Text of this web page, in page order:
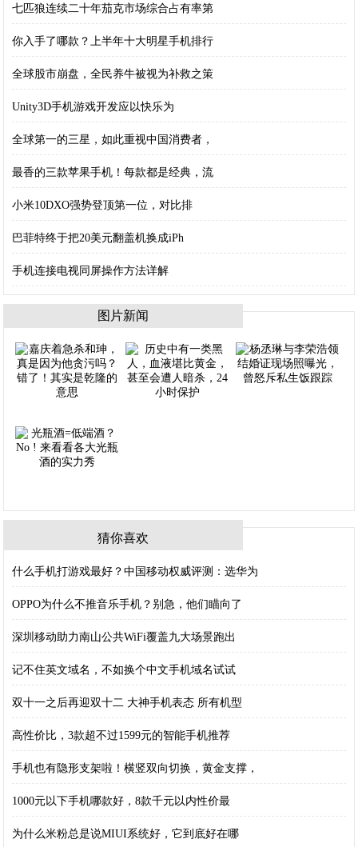
七匹狼连续二十年茄克市场综合占有率第
你入手了哪款？上半年十大明星手机排行
全球股市崩盘，全民养牛被视为补救之策
Unity3D手机游戏开发应以快乐为
全球第一的三星，如此重视中国消费者，
最香的三款苹果手机！每款都是经典，流
小米10DXO强势登顶第一位，对比排
巴菲特终于把20美元翻盖机换成iPh
手机连接电视同屏操作方法详解
图片新闻
猜你喜欢
什么手机打游戏最好？中国移动权威评测：选华为
OPPO为什么不推音乐手机？别急，他们瞄向了
深圳移动助力南山公共WiFi覆盖九大场景跑出
记不住英文域名，不如换个中文手机域名试试
双十一之后再迎双十二 大神手机表态 所有机型
高性价比，3款超不过1599元的智能手机推荐
手机也有隐形支架啦！横竖双向切换，黄金支撑，
1000元以下手机哪款好，8款千元以内性价最
为什么米粉总是说MIUI系统好，它到底好在哪